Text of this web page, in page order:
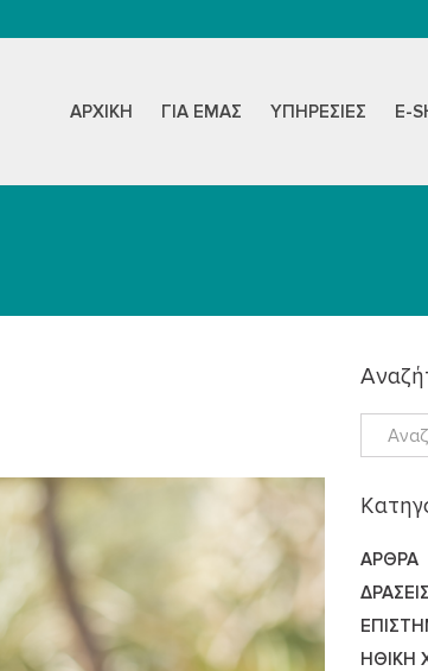
ΑΡΧΙΚΉ ΓΙΑ ΕΜΆΣ ΥΠΗΡΕΣΊΕΣ E-
ΆΡΘΡΑ
ΔΡΆΣΕΙΣ
ΗΘΙΚΉ